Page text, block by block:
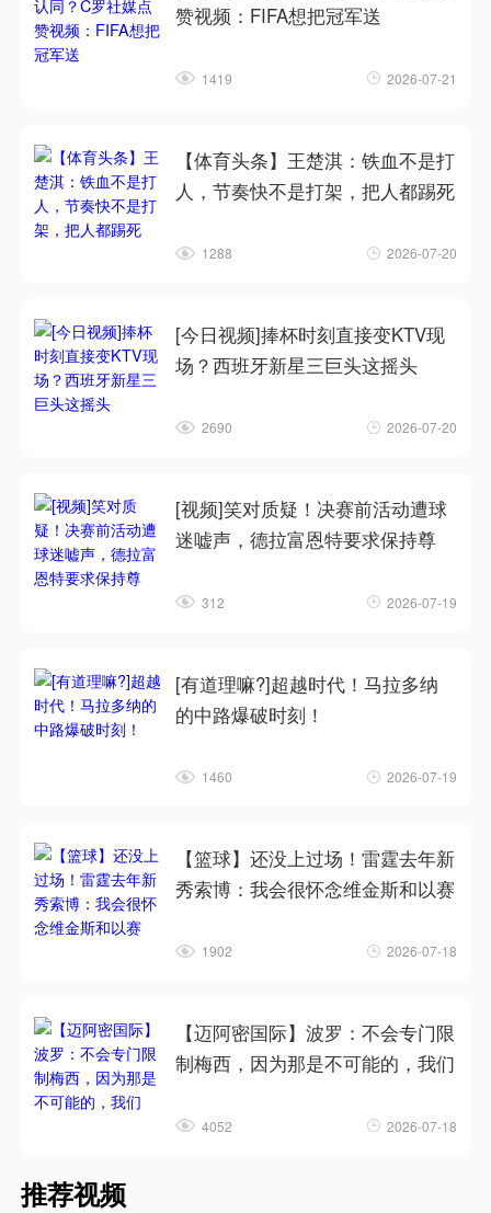
赞视频：FIFA想把冠军送
1419 2026-07-21
【体育头条】王楚淇：铁血不是打
人，节奏快不是打架，把人都踢死
1288 2026-07-20
[今日视频]捧杯时刻直接变KTV现
场？西班牙新星三巨头这摇头
2690 2026-07-20
[视频]笑对质疑！决赛前活动遭球
迷嘘声，德拉富恩特要求保持尊
312 2026-07-19
[有道理嘛?]超越时代！马拉多纳
的中路爆破时刻！
1460 2026-07-19
【篮球】还没上过场！雷霆去年新
秀索博：我会很怀念维金斯和以赛
1902 2026-07-18
【迈阿密国际】波罗：不会专门限
制梅西，因为那是不可能的，我们
4052 2026-07-18
推荐视频